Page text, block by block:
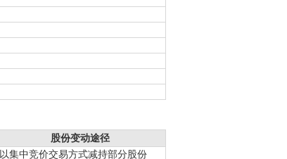
股份变动途径
以集中竞价交易方式减持部分股份